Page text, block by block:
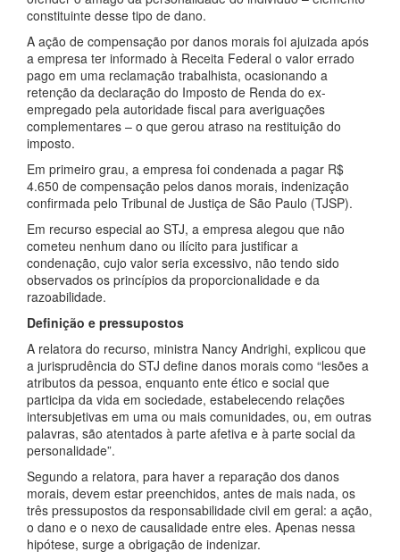
constituinte desse tipo de dano.
A ação de compensação por danos morais foi ajuizada após
a empresa ter informado à Receita Federal o valor errado
pago em uma reclamação trabalhista, ocasionando a
retenção da declaração do Imposto de Renda do ex-
empregado pela autoridade fiscal para averiguações
complementares – o que gerou atraso na restituição do
imposto.
Em primeiro grau, a empresa foi condenada a pagar R$
4.650 de compensação pelos danos morais, indenização
confirmada pelo Tribunal de Justiça de São Paulo (TJSP).
Em recurso especial ao STJ, a empresa alegou que não
cometeu nenhum dano ou ilícito para justificar a
condenação, cujo valor seria excessivo, não tendo sido
observados os princípios da proporcionalidade e da
razoabilidade.
Definição e pressupostos
A relatora do recurso, ministra Nancy Andrighi, explicou que
a jurisprudência do STJ define danos morais como “lesões a
atributos da pessoa, enquanto ente ético e social que
participa da vida em sociedade, estabelecendo relações
intersubjetivas em uma ou mais comunidades, ou, em outras
palavras, são atentados à parte afetiva e à parte social da
personalidade”.
Segundo a relatora, para haver a reparação dos danos
morais, devem estar preenchidos, antes de mais nada, os
três pressupostos da responsabilidade civil em geral: a ação,
o dano e o nexo de causalidade entre eles. Apenas nessa
hipótese, surge a obrigação de indenizar.